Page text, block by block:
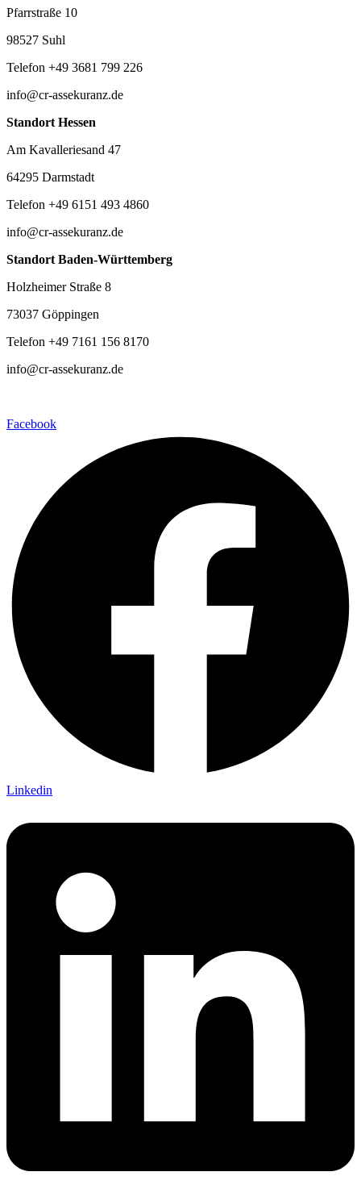
Pfarrstraße 10
98527 Suhl
Telefon +49 3681 799 226
info@cr-assekuranz.de
Standort Hessen
Am Kavalleriesand 47
64295 Darmstadt
Telefon +49 6151 493 4860
info@cr-assekuranz.de
Standort Baden-Württemberg
Holzheimer Straße 8
73037 Göppingen
Telefon +49 7161 156 8170
info@cr-assekuranz.de
Facebook
Linkedin